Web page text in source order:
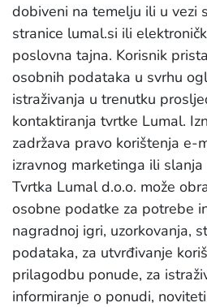
dobiveni na temelju ili u vezi
stranice lumal.si ili
poslovna tajna. Korisnik
osobnih podataka u svrhu
istraživanja u trenutku
kontaktiranja tvrtke Lumal.
zadržava pravo korištenja e-
izravnog marketinga ili
Tvrtka Lumal d.o.o. može
osobne podatke za potrebe
nagradnoj igri, uzorkovanja,
podataka, za utvrđivanje
prilagodbu ponude, za
informiranje o ponudi,